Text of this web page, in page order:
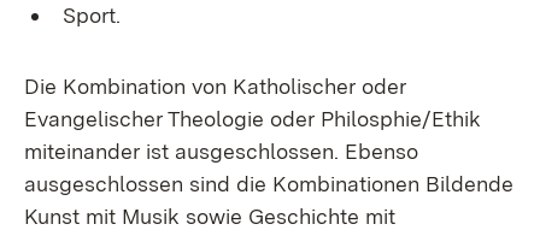
Sport.
Die Kombination von Katholischer oder
Evangelischer Theologie oder Philosphie/Ethik
miteinander ist ausgeschlossen. Ebenso
ausgeschlossen sind die Kombinationen Bildende
Kunst mit Musik sowie Geschichte mit